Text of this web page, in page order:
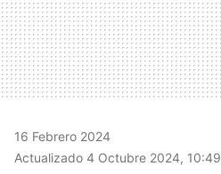
16 Febrero 2024
Actualizado 4 Octubre 2024, 10:49